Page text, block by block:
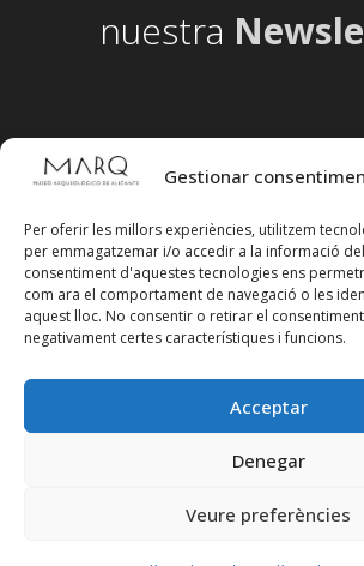
Gestionar
Per oferir les millors experiències, utilitzem
per emmagatzemar i/o accedir a la informació
consentiment d'aquestes tecnologies ens
com ara el comportament de navegació o les
aquest lloc. No consentir o retirar el
negativament certes característiques i funcions.
Acceptar
Denegar
Veure preferències
nuestra
Segueix-nos en xarxes